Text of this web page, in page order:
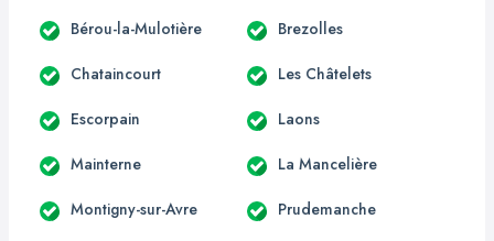
Bérou-la-Mulotière Brezolles
Chataincourt Les Châtelets
Escorpain Laons
Mainterne La Mancelière
Montigny-sur-Avre Prudemanche